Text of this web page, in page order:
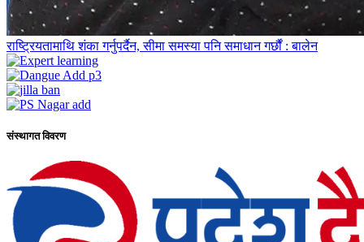
राष्ट्रियतामाथि शंका गर्नुपर्दैन, सीमा समस्या पनि समाधान गर्छौं : बालेन
संस्थागत विवरण